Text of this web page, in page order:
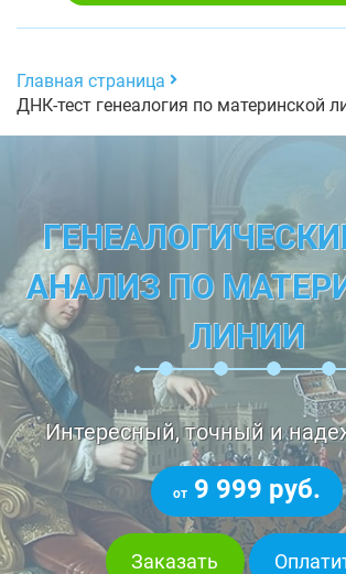
Главная страница
ДНК-тест генеалогия по материнской
АНАЛИЗ ПО
ЛИНИИ
Интересный, точный и
от 9 999 руб.
Заказать